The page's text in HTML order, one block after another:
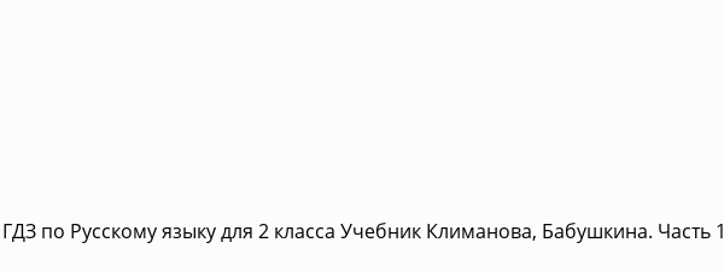
по Русскому языку для 2 класса Учебник Климанова, Бабушкина. Часть 1